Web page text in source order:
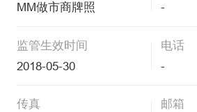
MM做市商牌照
-
监管生效时间
2018-05-30
电话
-
传真
邮箱